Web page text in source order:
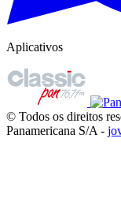
Aplicativos
© Todos os direitos
Panamericana S/A -